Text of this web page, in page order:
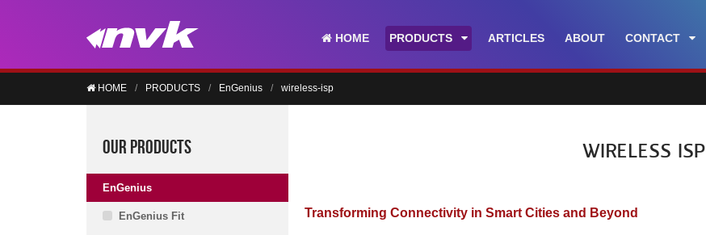
HOME PRODUCTS ARTICLES ABOUT CONTACT
HOME PRODUCTS EnGenius wireless-isp
OUR PRODUCTS
EnGenius
EnGenius Fit
WIRELESS ISP
Transforming Connectivity in Smart Cities and Beyond